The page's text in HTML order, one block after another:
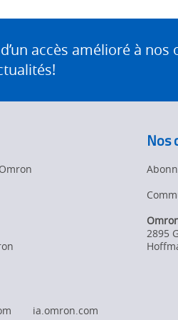
accès amélioré à nos
Nos
2895
ia.omron.com